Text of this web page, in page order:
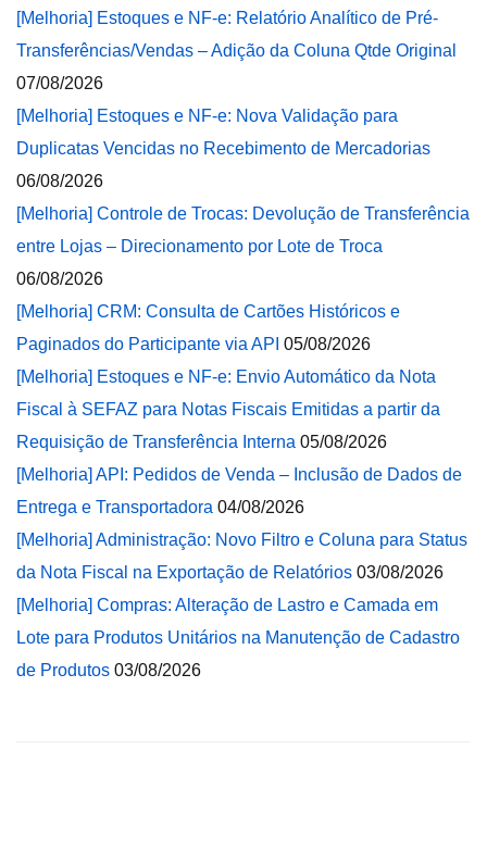
[Melhoria] Estoques e NF-e: Relatório Analítico de Pré-
Transferências/Vendas – Adição da Coluna Qtde Original
07/08/2026
[Melhoria] Estoques e NF-e: Nova Validação para
Duplicatas Vencidas no Recebimento de Mercadorias
06/08/2026
[Melhoria] Controle de Trocas: Devolução de Transferência
entre Lojas – Direcionamento por Lote de Troca
06/08/2026
[Melhoria] CRM: Consulta de Cartões Históricos e
Paginados do Participante via API 05/08/2026
[Melhoria] Estoques e NF-e: Envio Automático da Nota
Fiscal à SEFAZ para Notas Fiscais Emitidas a partir da
Requisição de Transferência Interna 05/08/2026
[Melhoria] API: Pedidos de Venda – Inclusão de Dados de
Entrega e Transportadora 04/08/2026
[Melhoria] Administração: Novo Filtro e Coluna para Status
da Nota Fiscal na Exportação de Relatórios 03/08/2026
[Melhoria] Compras: Alteração de Lastro e Camada em
Lote para Produtos Unitários na Manutenção de Cadastro
de Produtos 03/08/2026